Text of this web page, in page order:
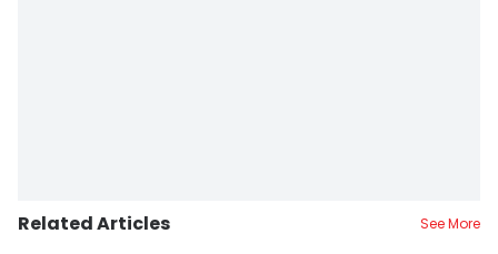
Related Articles See More